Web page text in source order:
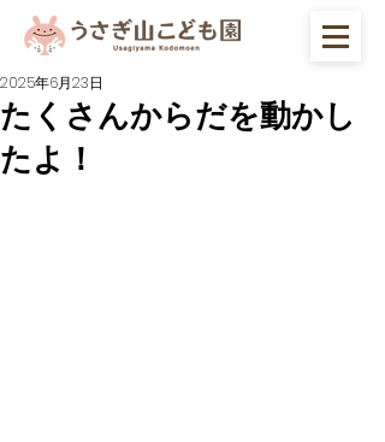
たくさんからだを動かし
たよ！
2025年6月23日